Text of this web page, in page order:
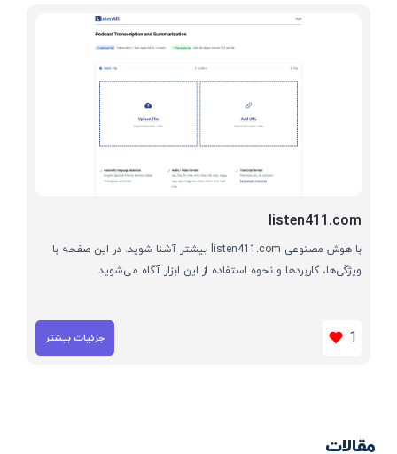
listen411.com
با هوش مصنوعی listen411.com بیشتر آشنا شوید. در این صفحه با
ویژگی‌ها، کاربردها و نحوه استفاده از این ابزار آگاه می‌شوید
1 جزئیات بیشتر
مقالات